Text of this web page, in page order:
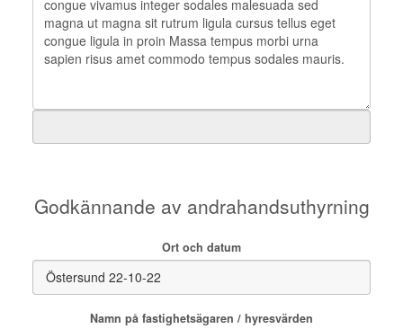
Godkännande av andrahandsuthyrning
Ort och datum
Namn på fastighetsägaren / hyresvärden